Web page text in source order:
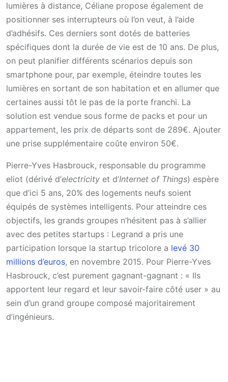
lumières à distance, Céliane propose également de
positionner ses interrupteurs où l’on veut, à l’aide
d’adhésifs. Ces derniers sont dotés de batteries
spécifiques dont la durée de vie est de 10 ans. De plus,
on peut planifier différents scénarios depuis son
smartphone pour, par exemple, éteindre toutes les
lumières en sortant de son habitation et en allumer que
certaines aussi tôt le pas de la porte franchi. La
solution est vendue sous forme de packs et pour un
appartement, les prix de départs sont de 289€. Ajouter
une prise supplémentaire coûte environ 50€.
Pierre-Yves Hasbrouck, responsable du programme
eliot (dérivé d’electricity et d’Internet of Things) espère
que d’ici 5 ans, 20% des logements neufs soient
équipés de systèmes intelligents. Pour atteindre ces
objectifs, les grands groupes n’hésitent pas à s’allier
avec des petites startups : Legrand a pris une
participation lorsque la startup tricolore a levé 30
millions d’euros, en novembre 2015. Pour Pierre-Yves
Hasbrouck, c’est purement gagnant-gagnant : « Ils
apportent leur regard et leur savoir-faire côté user » au
sein d’un grand groupe composé majoritairement
d’ingénieurs.